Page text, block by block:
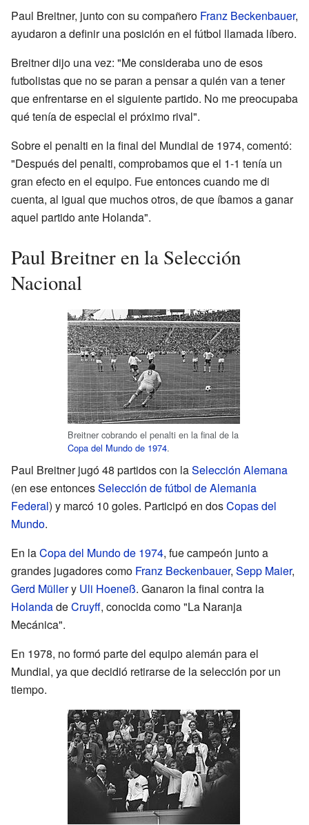
Paul Breitner, junto con su compañero Franz Beckenbauer,
ayudaron a definir una posición en el fútbol llamada líbero.
Breitner dijo una vez: "Me consideraba uno de esos
futbolistas que no se paran a pensar a quién van a tener
que enfrentarse en el siguiente partido. No me preocupaba
qué tenía de especial el próximo rival".
Sobre el penalti en la final del Mundial de 1974, comentó:
"Después del penalti, comprobamos que el 1-1 tenía un
gran efecto en el equipo. Fue entonces cuando me di
cuenta, al igual que muchos otros, de que íbamos a ganar
aquel partido ante Holanda".
Paul Breitner en la Selección
Nacional
Breitner cobrando el penalti en la final de la
Copa del Mundo de 1974.
Paul Breitner jugó 48 partidos con laSelección Alemana
(en ese entoncesSelección de fútbol de Alemania
Federal) y marcó 10 goles. Participó en dosCopas del
Mundo.
En laCopa del Mundo de 1974, fue campeón junto a
grandes jugadores como Franz Beckenbauer, Sepp Maier,
Gerd Müllery Uli Hoeneß. Ganaron la final contra la
HolandadeCruyff, conocida como "La Naranja
Mecánica".
En 1978, no formó parte del equipo alemán para el
Mundial, ya que decidió retirarse de la selección por un
tiempo.